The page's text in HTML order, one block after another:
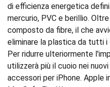
di efficienza energetica
mercurio, PVC e berillio.
composto da fibre, il che
eliminare la plastica da tutti i
Per ridurre ulteriormente
utilizzerà più il cuoio nei
accessori per iPhone. Apple